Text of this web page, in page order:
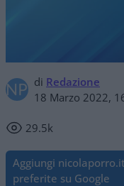
di Redazione
18 Marzo 2022,
29.5k
Aggiungi
preferite su Google